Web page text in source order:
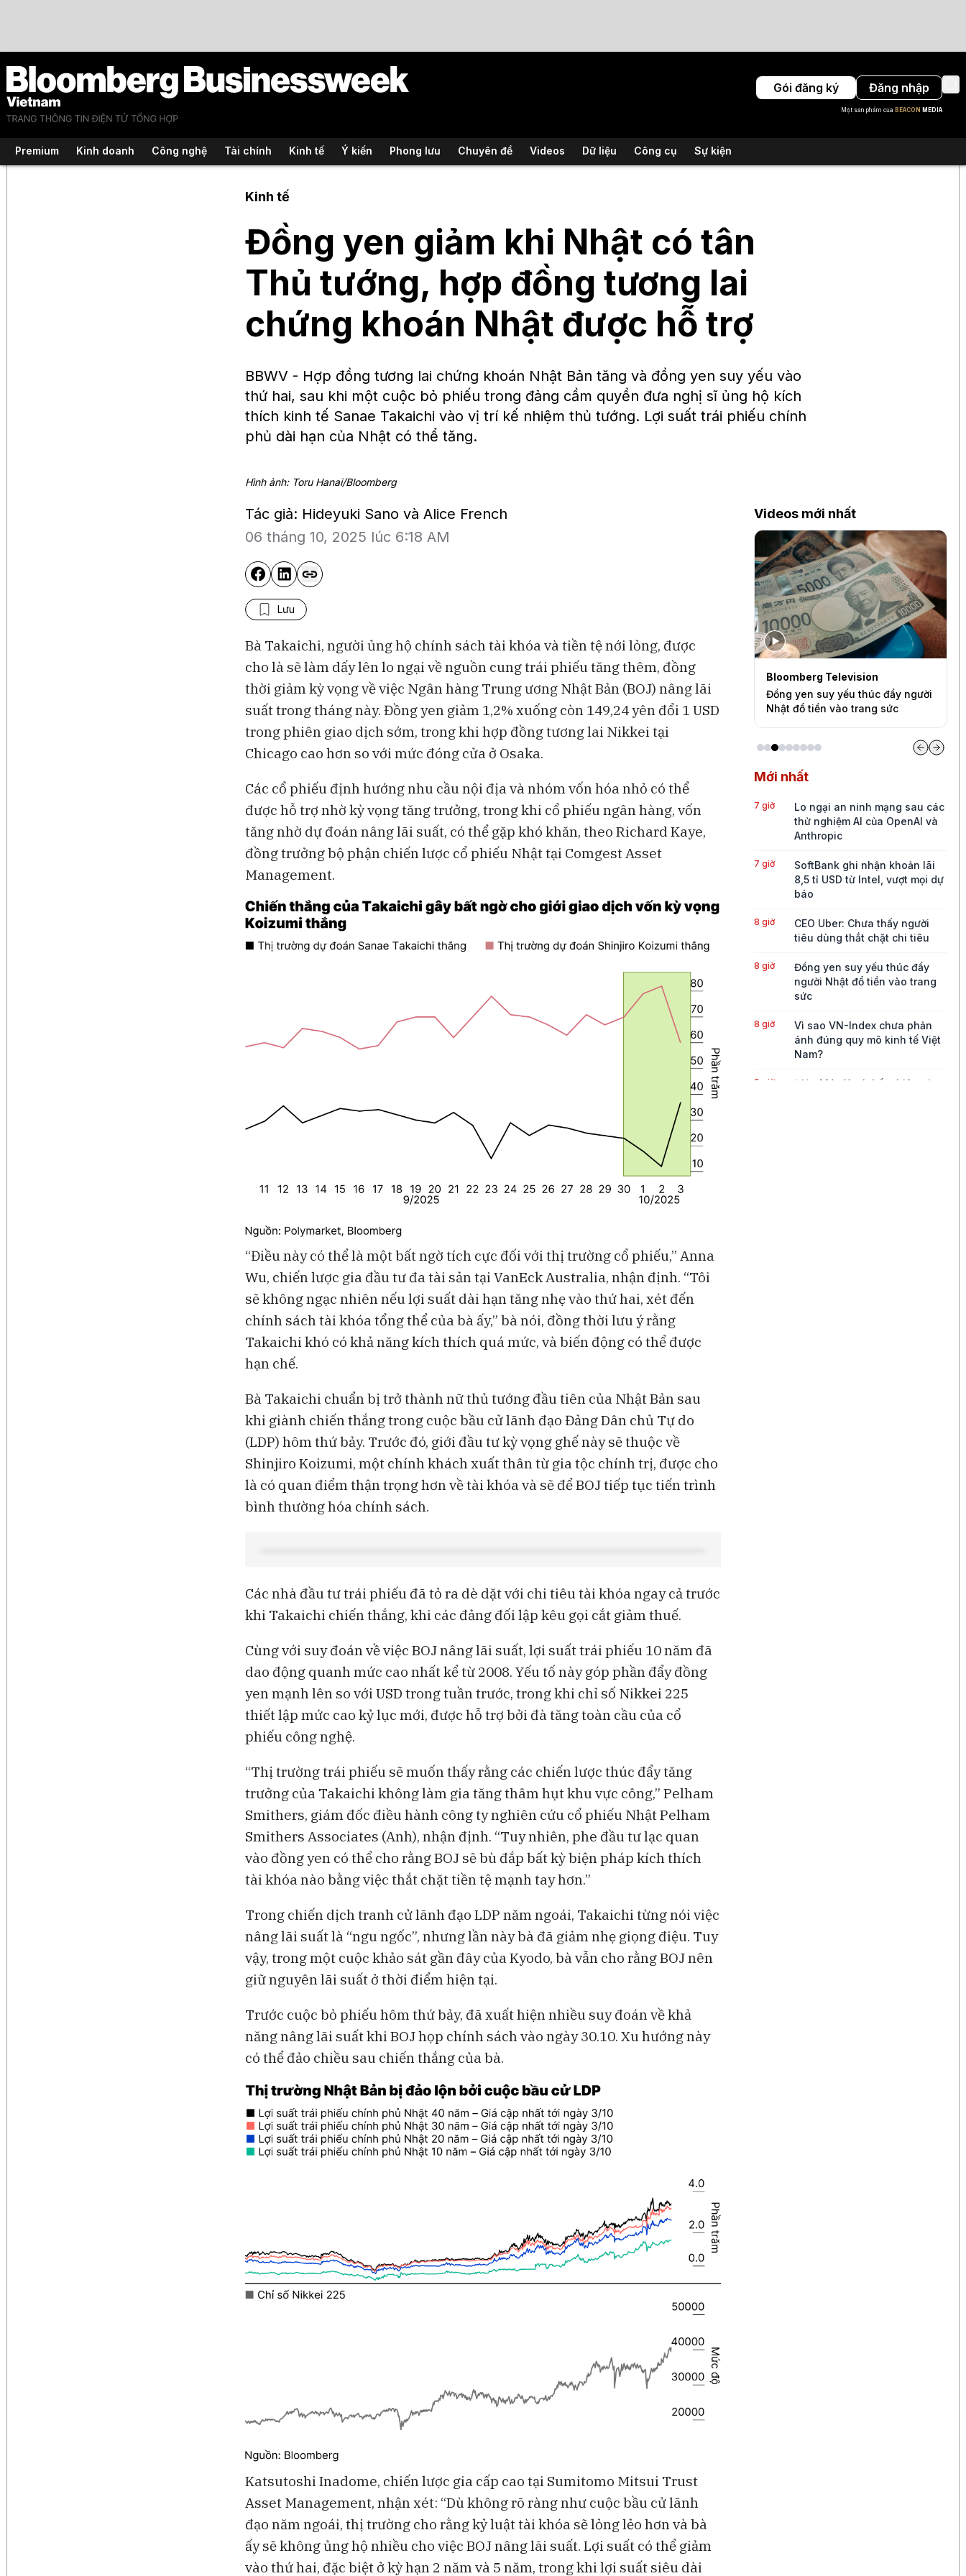
Gói đăng ký Đăng nhập
Một sản phẩm của BEACON MEDIA
Premium Kinh doanh Công nghệ Tài chính Kinh tế Ý kiến Phong lưu Chuyên đề Videos Dữ liệu Công cụ Sự kiện
Kinh tế
Đồng yen giảm khi Nhật có tân
Thủ tướng, hợp đồng tương lai
chứng khoán Nhật được hỗ trợ
BBWV - Hợp đồng tương lai chứng khoán Nhật Bản tăng và đồng yen suy yếu vào
thứ hai, sau khi một cuộc bỏ phiếu trong đảng cầm quyền đưa nghị sĩ ủng hộ kích
thích kinh tế Sanae Takaichi vào vị trí kế nhiệm thủ tướng. Lợi suất trái phiếu chính
phủ dài hạn của Nhật có thể tăng.
Hình ảnh: Toru Hanai/Bloomberg
Tác giả: Hideyuki Sano và Alice French
06 tháng 10, 2025 lúc 6:18 AM
Lưu
Bà Takaichi, người ủng hộ chính sách tài khóa và tiền tệ nới lỏng, được
cho là sẽ làm dấy lên lo ngại về nguồn cung trái phiếu tăng thêm, đồng
thời giảm kỳ vọng về việc Ngân hàng Trung ương Nhật Bản (BOJ) nâng lãi
suất trong tháng này. Đồng yen giảm 1,2% xuống còn 149,24 yên đổi 1 USD
trong phiên giao dịch sớm, trong khi hợp đồng tương lai Nikkei tại
Chicago cao hơn so với mức đóng cửa ở Osaka.
Các cổ phiếu định hướng nhu cầu nội địa và nhóm vốn hóa nhỏ có thể
được hỗ trợ nhờ kỳ vọng tăng trưởng, trong khi cổ phiếu ngân hàng, vốn
tăng nhờ dự đoán nâng lãi suất, có thể gặp khó khăn, theo Richard Kaye,
đồng trưởng bộ phận chiến lược cổ phiếu Nhật tại Comgest Asset
Management.
“Điều này có thể là một bất ngờ tích cực đối với thị trường cổ phiếu,” Anna
Wu, chiến lược gia đầu tư đa tài sản tại VanEck Australia, nhận định. “Tôi
sẽ không ngạc nhiên nếu lợi suất dài hạn tăng nhẹ vào thứ hai, xét đến
chính sách tài khóa tổng thể của bà ấy,” bà nói, đồng thời lưu ý rằng
Takaichi khó có khả năng kích thích quá mức, và biến động có thể được
hạn chế.
Bà Takaichi chuẩn bị trở thành nữ thủ tướng đầu tiên của Nhật Bản sau
khi giành chiến thắng trong cuộc bầu cử lãnh đạo Đảng Dân chủ Tự do
(LDP) hôm thứ bảy. Trước đó, giới đầu tư kỳ vọng ghế này sẽ thuộc về
Shinjiro Koizumi, một chính khách xuất thân từ gia tộc chính trị, được cho
là có quan điểm thận trọng hơn về tài khóa và sẽ để BOJ tiếp tục tiến trình
bình thường hóa chính sách.
Các nhà đầu tư trái phiếu đã tỏ ra dè dặt với chi tiêu tài khóa ngay cả trước
khi Takaichi chiến thắng, khi các đảng đối lập kêu gọi cắt giảm thuế.
Cùng với suy đoán về việc BOJ nâng lãi suất, lợi suất trái phiếu 10 năm đã
dao động quanh mức cao nhất kể từ 2008. Yếu tố này góp phần đẩy đồng
yen mạnh lên so với USD trong tuần trước, trong khi chỉ số Nikkei 225
thiết lập mức cao kỷ lục mới, được hỗ trợ bởi đà tăng toàn cầu của cổ
phiếu công nghệ.
“Thị trường trái phiếu sẽ muốn thấy rằng các chiến lược thúc đẩy tăng
trưởng của Takaichi không làm gia tăng thâm hụt khu vực công,” Pelham
Smithers, giám đốc điều hành công ty nghiên cứu cổ phiếu Nhật Pelham
Smithers Associates (Anh), nhận định. “Tuy nhiên, phe đầu tư lạc quan
vào đồng yen có thể cho rằng BOJ sẽ bù đắp bất kỳ biện pháp kích thích
tài khóa nào bằng việc thắt chặt tiền tệ mạnh tay hơn.”
Trong chiến dịch tranh cử lãnh đạo LDP năm ngoái, Takaichi từng nói việc
nâng lãi suất là “ngu ngốc”, nhưng lần này bà đã giảm nhẹ giọng điệu. Tuy
vậy, trong một cuộc khảo sát gần đây của Kyodo, bà vẫn cho rằng BOJ nên
giữ nguyên lãi suất ở thời điểm hiện tại.
Trước cuộc bỏ phiếu hôm thứ bảy, đã xuất hiện nhiều suy đoán về khả
năng nâng lãi suất khi BOJ họp chính sách vào ngày 30.10. Xu hướng này
có thể đảo chiều sau chiến thắng của bà.
Katsutoshi Inadome, chiến lược gia cấp cao tại Sumitomo Mitsui Trust
Asset Management, nhận xét: “Dù không rõ ràng như cuộc bầu cử lãnh
đạo năm ngoái, thị trường cho rằng kỷ luật tài khóa sẽ lỏng lẻo hơn và bà
ấy sẽ không ủng hộ nhiều cho việc BOJ nâng lãi suất. Lợi suất có thể giảm
vào thứ hai, đặc biệt ở kỳ hạn 2 năm và 5 năm, trong khi lợi suất siêu dài
Videos mới nhất
Bloomberg Television
Lo ngại an ninh mạng sau các
thử nghiệm AI của OpenAI và
Bloomberg Television
CEO Uber: Chưa thấy người tiêu
dùng thắt chặt chi tiêu
Bloomberg Television
Đồng yen suy yếu thúc đẩy người
Nhật đổ tiền vào trang sức
Mới nhất
7 giờ
Lo ngại an ninh mạng sau các
thử nghiệm AI của OpenAI và
Anthropic
7 giờ
SoftBank ghi nhận khoản lãi
8,5 tỉ USD từ Intel, vượt mọi dự
báo
8 giờ
CEO Uber: Chưa thấy người
tiêu dùng thắt chặt chi tiêu
8 giờ
Đồng yen suy yếu thúc đẩy
người Nhật đổ tiền vào trang
sức
8 giờ
Vì sao VN-Index chưa phản
ánh đúng quy mô kinh tế Việt
Nam?
9 giờ
Điện Máy Xanh kết phiên giao